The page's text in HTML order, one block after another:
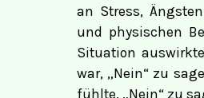
an Stress,
und physischen
Situation
war, „Nein“ zu
fühlte, „Nein“ zu